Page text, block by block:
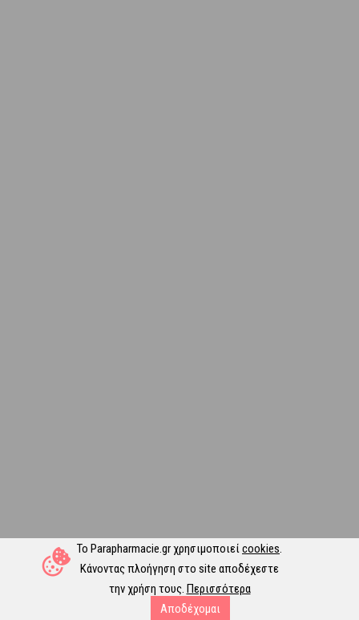
Το Parapharmacie.gr χρησιμοποιείcookies.
Κάνοντας πλοήγηση στο site αποδέχεστε
την χρήση τους. Περισσότερα
Αποδέχομαι